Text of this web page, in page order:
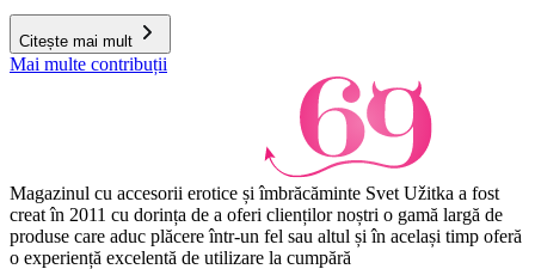
Citește mai mult
Mai multe contribuții
Magazinul cu accesorii erotice și îmbrăcăminte Svet Užitka a fost
creat în 2011 cu dorința de a oferi clienților noștri o gamă largă de
produse care aduc plăcere într-un fel sau altul și în același timp oferă
o experiență excelentă de utilizare la cumpără